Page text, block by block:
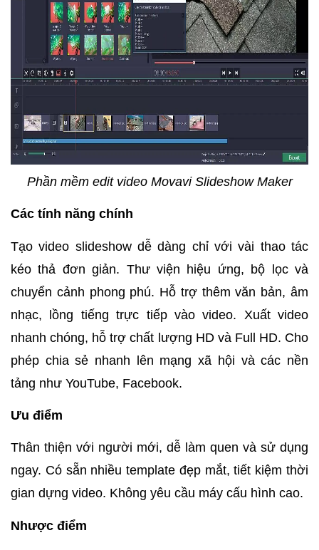
Phần mềm edit video Movavi Slideshow Maker
Các tính năng chính
Tạo video slideshow dễ dàng chỉ với vài thao tác
kéo thả đơn giản. Thư viện hiệu ứng, bộ lọc và
chuyển cảnh phong phú. Hỗ trợ thêm văn bản, âm
nhạc, lồng tiếng trực tiếp vào video. Xuất video
nhanh chóng, hỗ trợ chất lượng HD và Full HD. Cho
phép chia sẻ nhanh lên mạng xã hội và các nền
tảng như YouTube, Facebook.
Ưu điểm
Thân thiện với người mới, dễ làm quen và sử dụng
ngay. Có sẵn nhiều template đẹp mắt, tiết kiệm thời
gian dựng video. Không yêu cầu máy cấu hình cao.
Nhược điểm